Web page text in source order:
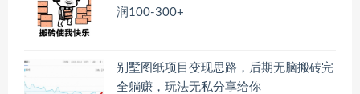
润100-300+
别墅图纸项目变现思路，后期无脑搬砖完
全躺赚，玩法无私分享给你